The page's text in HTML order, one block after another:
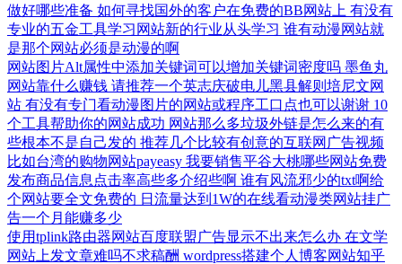
做好哪些准备 如何寻找国外的客户在免费的BB网站上 有没有
专业的五金工具学习网站新的行业从头学习 谁有动漫网站就
是那个网站必须是动漫的啊
网站图片Alt属性中添加关键词可以增加关键词密度吗 墨鱼丸
网站靠什么赚钱 请推荐一个英志庆破电儿黑县解则培尼文网
站 有没有专门看动漫图片的网站或程序工口点也可以谢谢 10
个工具帮助你的网站成功 网站那么多垃圾外链是怎么来的有
些根本不是自己发的 推荐几个比较有创意的互联网广告视频
比如台湾的购物网站payeasy 我要销售平谷大桃哪些网站免费
发布商品信息点击率高些多介绍些啊 谁有风流邪少的txt啊给
个网站要全文免费的 日流量达到1W的在线看动漫类网站挂广
告一个月能赚多少
使用tplink路由器网站百度联盟广告显示不出来怎么办 在文学
网站上发文章难吗不求稿酬 wordpress搭建个人博客网站知乎